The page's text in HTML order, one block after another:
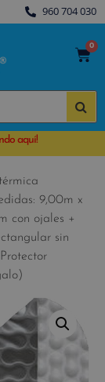
960 704 030
0
aquí!
9,00m x
con ojales +
sin